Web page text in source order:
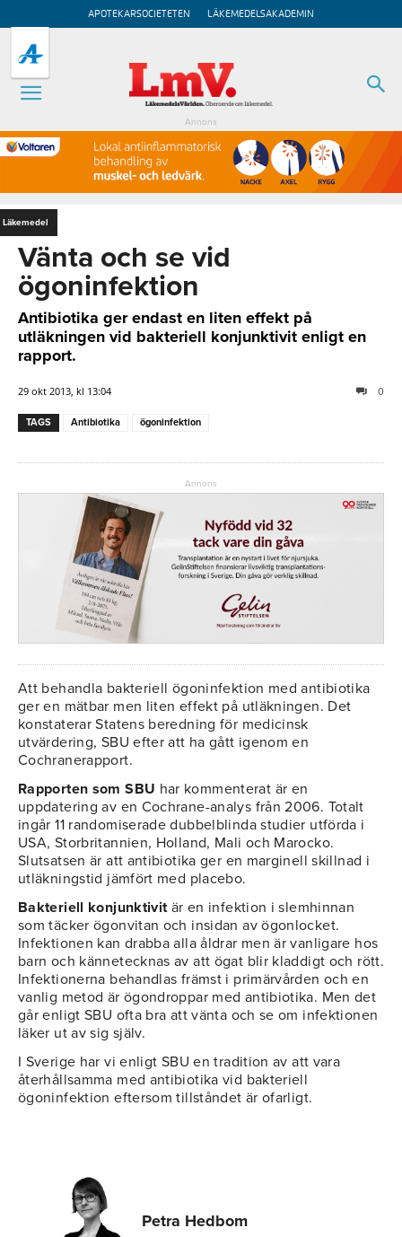
APOTEKARSOCIETETEN LÄKEMEDELSAKADEMIN
Annons
Läkemedel
Vänta och se vid
ögoninfektion
Antibiotika ger endast en liten effekt på
utläkningen vid bakteriell konjunktivit enligt en
rapport.
29 okt 2013, kl 13:04 0
TAGS Antibiotika ögoninfektion
Annons
Att behandla bakteriell ögoninfektion med antibiotika
ger en mätbar men liten effekt på utläkningen. Det
konstaterar Statens beredning för medicinsk
utvärdering, SBU efter att ha gått igenom en
Cochranerapport.
Rapporten som SBU har kommenterat är en
uppdatering av en Cochrane-analys från 2006. Totalt
ingår 11 randomiserade dubbelblinda studier utförda i
USA, Storbritannien, Holland, Mali och Marocko.
Slutsatsen är att antibiotika ger en marginell skillnad i
utläkningstid jämfört med placebo.
Bakteriell konjunktivit är en infektion i slemhinnan
som täcker ögonvitan och insidan av ögonlocket.
Infektionen kan drabba alla åldrar men är vanligare hos
barn och kännetecknas av att ögat blir kladdigt och rött.
Infektionerna behandlas främst i primärvården och en
vanlig metod är ögondroppar med antibiotika. Men det
går enligt SBU ofta bra att vänta och se om infektionen
läker ut av sig själv.
I Sverige har vi enligt SBU en tradition av att vara
återhållsamma med antibiotika vid bakteriell
ögoninfektion eftersom tillståndet är ofarligt.
Petra Hedbom